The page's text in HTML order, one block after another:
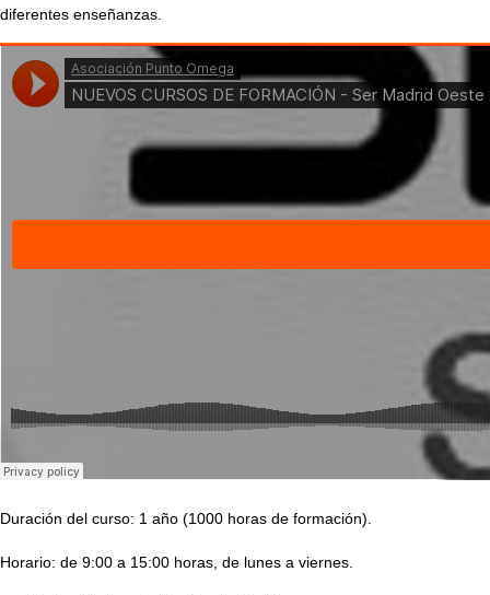
diferentes enseñanzas.
Duración del curso: 1 año (1000 horas de formación).
Horario: de 9:00 a 15:00 horas, de lunes a viernes.